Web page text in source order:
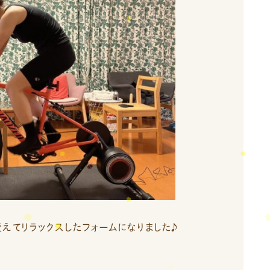
てリラックスしたフォームになりました♪